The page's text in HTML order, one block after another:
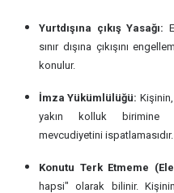
Yurtdışına çıkış Yasağı:
sınır dışına çıkışını
konulur.
İmza Yükümlülüğü:
yakın kolluk birimine
mevcudiyetini ispatlamasıdır.
Konutu Terk Etmeme
hapsi" olarak bilinir.